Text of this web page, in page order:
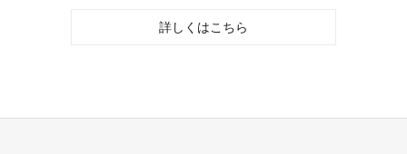
詳しくはこちら